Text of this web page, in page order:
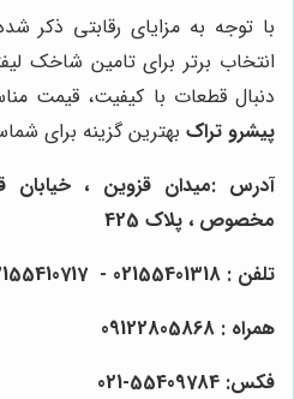
با توجه به مزایای رقابتی ذکر
انتخاب برتر برای تامین شاخک
دنبال قطعات با کیفیت، قیمت
پیشرو تراک بهترین گزینه برای
آدرس :میدان قزوین ، خیابان
مخصوص ، پلاک 425
تلفن : 02155401318 - 02155410717
همراه : 09122805868
فکس: 55409784-021